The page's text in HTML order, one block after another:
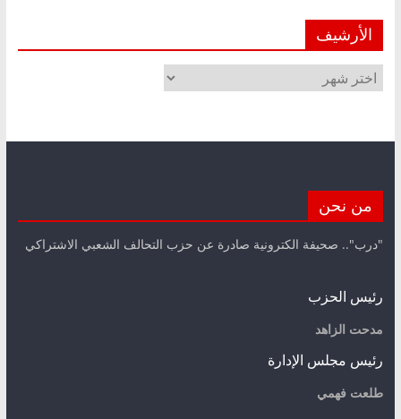
الأرشيف
الأرشيف
من نحن
"درب".. صحيفة الكترونية صادرة عن حزب التحالف الشعبي الاشتراكي
رئيس الحزب
مدحت الزاهد
رئيس مجلس الإدارة
طلعت فهمي